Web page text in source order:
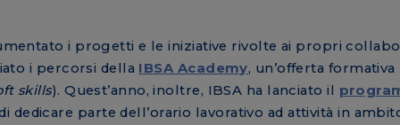
i progetti e le iniziative rivolte ai propri
i percorsi della IBSA Academy, un’offerta
skills). Quest’anno, inoltre, IBSA ha lanciato il
dedicare parte dell’orario lavorativo ad attività in